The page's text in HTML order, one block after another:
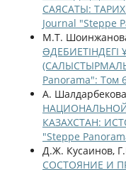
САЯСАТЫ:
Journal "Steppe
М.Т.
ƏДЕБИЕТІНДЕГІ
Panorama": Том
А.
КАЗАХСТАН:
"Steppe
Д.Ж. Кусаинов,
СОСТОЯНИЕ И